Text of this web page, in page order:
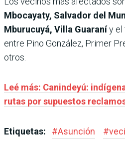
Mbocayaty, Salvador del
Mburucuyá, Villa Guaraníy el
entre Pino González, Primer
otros.
Leé más: Canindeyú:
rutas por supuestos
Etiquetas: #Asunción #